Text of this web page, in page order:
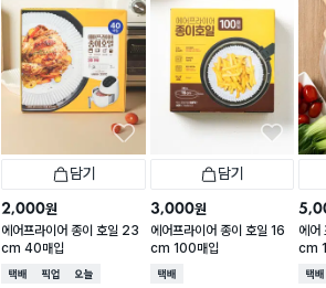
담기
2,000원
에어프라이어 종이 호일 23
cm 40매입
택배배송매장픽업오늘배송
담기
3,000원
에어프라이어 종이 호일 16
cm 100매입
택배배송
에어
cm
택배